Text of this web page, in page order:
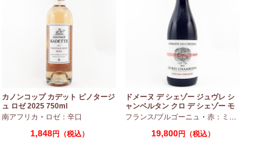
カノンコップ カデット ピノタージ
ュ ロゼ 2025 750ml
南アフリカ ・ ロゼ：辛口
1,848円（税込）
ドメーヌ デ シェゾー ジュヴレ シ
ャンベルタン クロ デ シェゾー モ
ノポール 2023 750ml
フランス/ブルゴーニュ ・ 赤：ミディアムボディ
19,800円（税込）